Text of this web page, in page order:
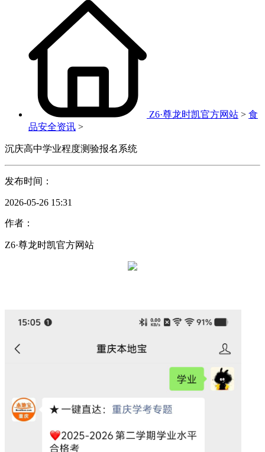
Z6·尊龙时凯官方网站 > 食
品安全资讯 >
沉庆高中学业程度测验报名系统
发布时间：
2026-05-26 15:31
作者：
Z6·尊龙时凯官方网站